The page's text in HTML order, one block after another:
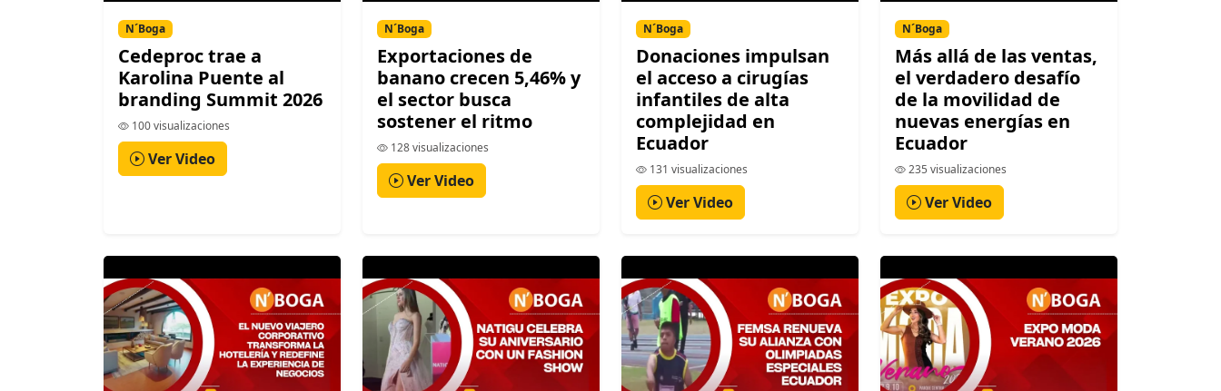
N´Boga
Cedeproc trae a
Karolina Puente al
branding Summit 2026
100 visualizaciones
Ver Video
N´Boga
Exportaciones de
banano crecen 5,46% y
el sector busca
sostener el ritmo
128 visualizaciones
Ver Video
N´Boga
Donaciones impulsan
el acceso a cirugías
infantiles de alta
complejidad en
Ecuador
131 visualizaciones
Ver Video
N´Boga
Más allá de las ventas,
el verdadero desafío
de la movilidad de
nuevas energías en
Ecuador
235 visualizaciones
Ver Video